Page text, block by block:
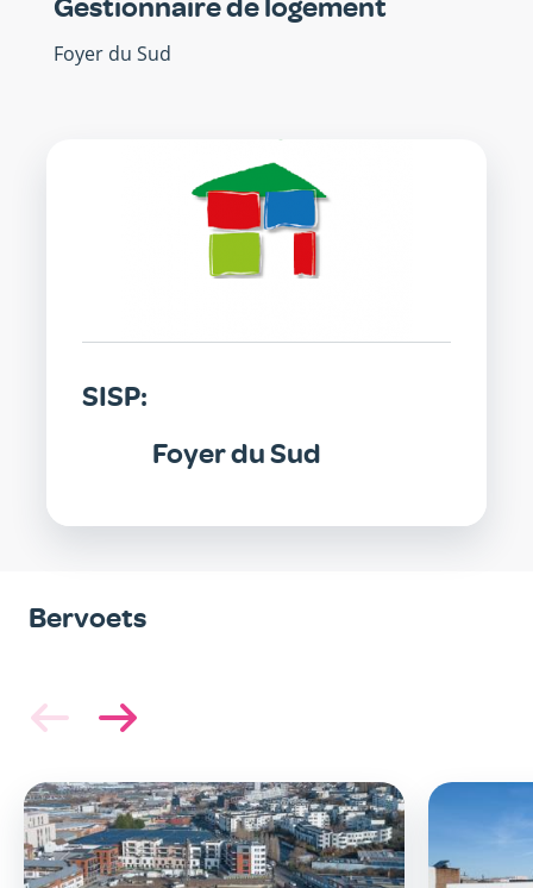
Gestionnaire de logement
Foyer du Sud
SISP:
Foyer du Sud
Bervoets
Image Image